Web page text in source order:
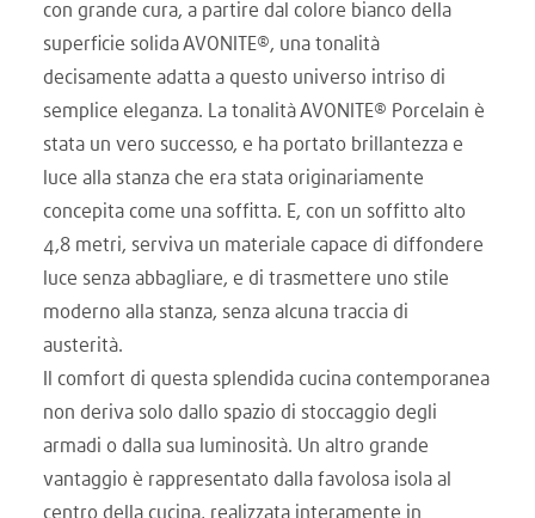
con grande cura, a partire dal colore bianco della
superficie solida AVONITE®, una tonalità
decisamente adatta a questo universo intriso di
semplice eleganza. La tonalità AVONITE® Porcelain è
stata un vero successo, e ha portato brillantezza e
luce alla stanza che era stata originariamente
concepita come una soffitta. E, con un soffitto alto
4,8 metri, serviva un materiale capace di diffondere
luce senza abbagliare, e di trasmettere uno stile
moderno alla stanza, senza alcuna traccia di
austerità.
Il comfort di questa splendida cucina contemporanea
non deriva solo dallo spazio di stoccaggio degli
armadi o dalla sua luminosità. Un altro grande
vantaggio è rappresentato dalla favolosa isola al
centro della cucina, realizzata interamente in